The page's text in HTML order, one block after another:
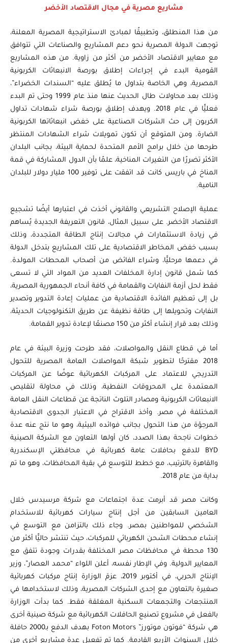
مشاريع مصرية في مجال الاقتصاد الأخضر
من هذا المنطلق، وتطبيقًا لمبادئ الاستراتيجية المصرية المعلنة،
توجهت الدولة المصرية نحو دعم المشاريع والصناعات التي تتوافق
مع معايير الاقتصاد الأخضر من أكثر من زاوية. من هذه المشاريع
القومية البدء في إجراءات إطلاق بورصة الانبعاثات الكربونية
المصرية، وهي الخاصة بتداول ما يُطلق عليه “السندات الخضراء”،
وذلك بعد محاولات طال الحديث عنها منذ عام 1999 وحتى تم البدء
فعليًّا في عام 2018. ويهدف إطلاق بورصة شراء شهادات تداول
الكربون إلى حث الشركات الصناعية على خفض انبعاثاتها الكربونية
الضارة. ومن المتوقع أن تكون تمويلات شراء الشهادات المنتظر
طرحها من خلال برامج الأمم المتحدة لحماية البيئة، بجانب البلدان
الأكثر تضررًا من التغيرات المناخية، علمًا بأن الدول المشاركة في قمة
المناخ في باريس كانت قد اتفقت على توفير 100 مليار دولار للبلدان
النامية.
عملية الإصلاح التشريعي والقانوني أخذت في اعتبارها أيضًا تشجيع
الاقتصاد الأخضر. على سبيل المثال، قانون التعريفة الجديدة يُساهم
في زيادة الاستثمارات في مجالات إنتاج الطاقة المتجددة، وذلك
بسبب خفض المخاطر الاقتصادية على تلك المشاريع بتدخل الدولة
في دعمها مرحليًّا، وشراء الفائض من أصحاب المحطات المولدة.
كما شمل قانون إدارة المخلفات العديد من المواد التي لا تسعى
فقط لحل أزمة النفايات والقمامة في كافة أنحاء الجمهورية المصرية،
بل إلى تعظيم الفائدة الاقتصادية من عمليات إعادة التدوير وتصدير
النفايات وتحويلها إلى طاقة نظيفة عن طريق التكنولوجيات الحديثة،
وذلك بعد قرار إنشاء أكثر من 150 مصنعًا لإعادة تدوير القمامة.
أما في قطاع النقل والمواصلات، فقد طرحت وزيرة البيئة في عام
2018 مقترحًا لتطوير شبكة المواصلات العامة المصرية للتحول
التدريجي للاعتماد على المركبات الكهربائية عوضًا عن المركبات
المعتمدة على المحروقات النفطية، وذلك في محاولة لتقليص
الانبعاثات الكربونية ومصادر التلوث الناتجة عن قطاعات النقل العامة
المختلفة في مصر. وأخذ الاقتراح في الاعتبار الجدوى الاقتصادية
المرجوّة من هذا التحول بجانب فوائده البيئية، وهو ما نتج عنه عدة
خطوات ناجحة بهذا الصدد، كان أولها التعاون مع الشركة الصينية
BYD للدفع بحافلات عامة كهربائية في محافظتي الإسكندرية
والقاهرة بالترتيب، مع خطط للتوسع في بقية المحافظات، وهو ما تم
بداية من عام 2018.
وكانت مصر قد أبرمت عدة اجتماعات مع شركة مرسيدس خلال
العامين السابقين من أجل إنتاج سيارات كهربائية للاستخدام
الشخصي للمواطنين بمصر. وجاء ذلك بالتزامن مع التوسع في
إنشاء محطات الشحن الكهربائي للمركبات، حيث تنتشر حاليًّا أكثر من
130 محطة في محافظات مصر المختلفة بقدرات وجودة تتفق مع
المعايير الدولية. وفي الإطار نفسه، أعلن اللواء “محمد العصار”، وزير
الإنتاج الحربي، في أكتوبر 2019، عزمَ الوزارة إنتاج مركبات كهربائية
صغيرة بالتعاون مع إحدى الشركات المصرية، وذلك لاستخدامها في
المنتجعات والتجمعات السكنية المغلقة فقط. كما بدأت الوزارة
بالفعل في مشروع تصنيع الحافلات الكهربائية مع شركة صينية أخرى
هي شركة “فوتون موتورز” Foton Motors بهدف الدفع بـ2000 حافلة
خلال السنوات الأربع القادمة. كما تم تفعيل عدة مشاريع أخرى من